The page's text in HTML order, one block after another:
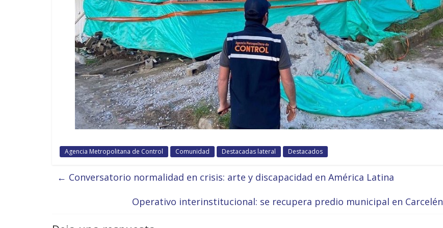
Agencia Metropolitana de Control Comunidad Destacadas lateral Destacados
← Conversatorio normalidad en crisis: arte y discapacidad en América Latina
Operativo interinstitucional: se recupera predio municipal en Carcelén